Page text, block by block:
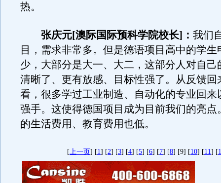
热。
张庆元[澳际国际预科学院校长]： 我们
目，需求非常多。但是德语项目高中的学生
少，大部分是大一、大二，这部分人对自己
清晰了、更有放感、目标性强了。从反馈回
看，很多学过工业制造、自动化的专业回来
强手。这使得德国项目成为目前我们的亮点
的生活费用、教育费用也低。
[上一页] [1] [2] [3] [4] [5] [6] [7] [8] [9] [10] [11] [